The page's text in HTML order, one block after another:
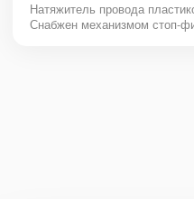
Натяжитель провода
Снабжен механизмом стоп-